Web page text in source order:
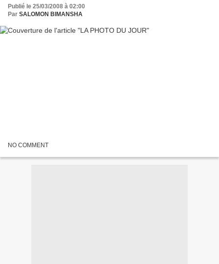
Publié le 25/03/2008 à 02:00
Par SALOMON BIMANSHA
NO COMMENT